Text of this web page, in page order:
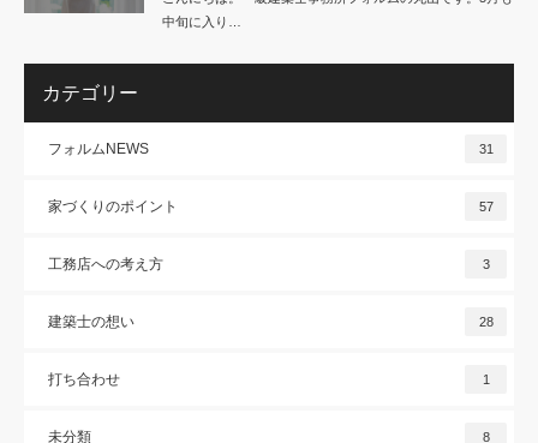
中旬に入り…
カテゴリー
フォルムNEWS 31
家づくりのポイント 57
工務店への考え方 3
建築士の想い 28
打ち合わせ 1
未分類 8